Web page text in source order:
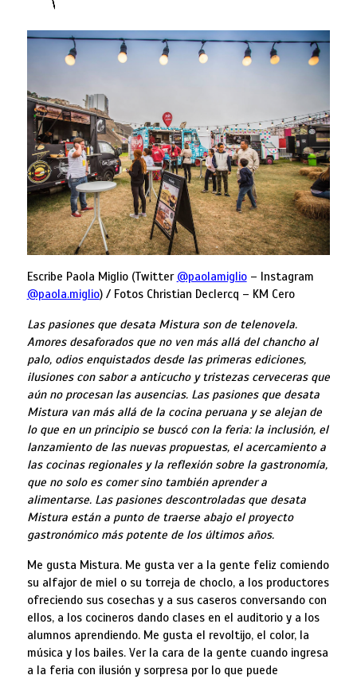
Escribe Paola Miglio (Twitter @paolamiglio– Instagram
@paola.miglio) / Fotos Christian Declercq – KM Cero
Las pasiones que desata Mistura son de telenovela.
Amores desaforados que no ven más allá del chancho al
palo, odios enquistados desde las primeras ediciones,
ilusiones con sabor a anticucho y tristezas cerveceras que
aún no procesan las ausencias. Las pasiones que desata
Mistura van más allá de la cocina peruana y se alejan de
lo que en un principio se buscó con la feria: la inclusión, el
lanzamiento de las nuevas propuestas, el acercamiento a
las cocinas regionales y la reflexión sobre la gastronomía,
que no solo es comer sino también aprender a
alimentarse. Las pasiones descontroladas que desata
Mistura están a punto de traerse abajo el proyecto
gastronómico más potente de los últimos años.
Me gusta Mistura. Me gusta ver a la gente feliz comiendo
su alfajor de miel o su torreja de choclo, a los productores
ofreciendo sus cosechas y a sus caseros conversando con
ellos, a los cocineros dando clases en el auditorio y a los
alumnos aprendiendo. Me gusta el revoltijo, el color, la
música y los bailes. Ver la cara de la gente cuando ingresa
a la feria con ilusión y sorpresa por lo que puede